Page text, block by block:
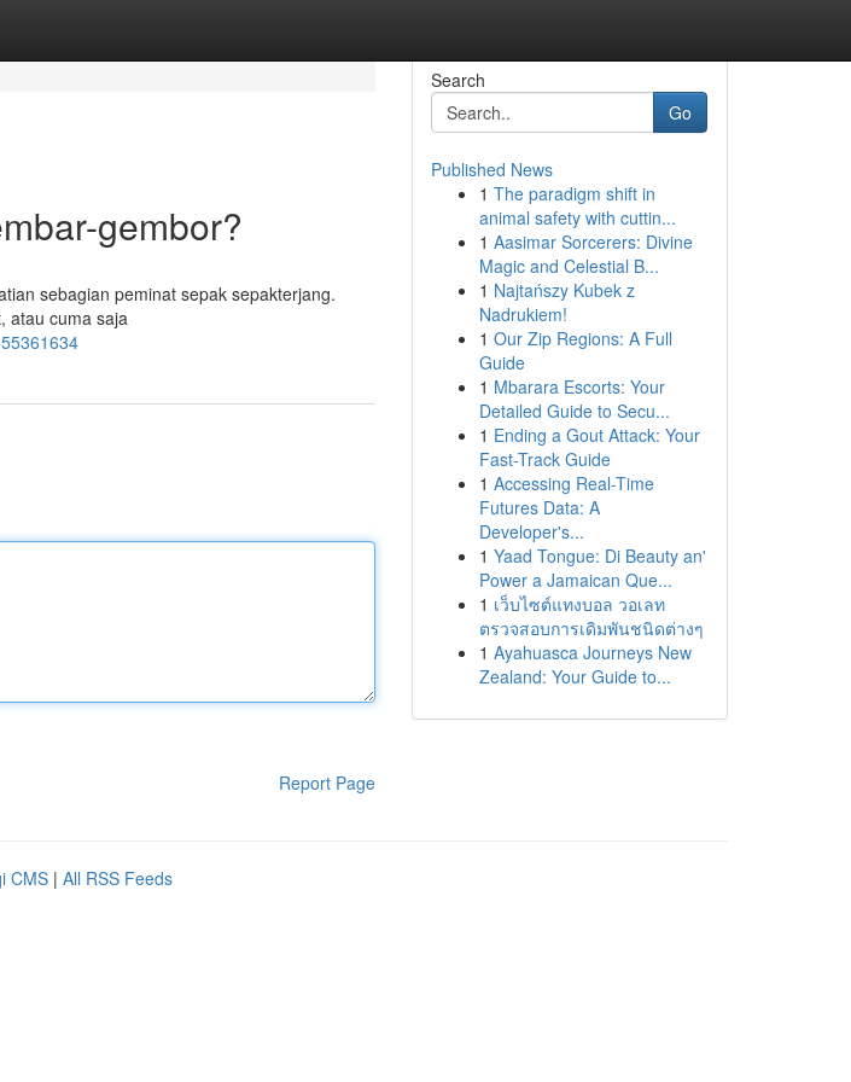
gembor?
sebagian peminat sepak sepakterjang.
atau cuma saja
Report Page
Search
Go
Published News
1 The paradigm shift in
animal safety with cuttin...
1 Aasimar Sorcerers: Divine
Magic and Celestial B...
1 Najtańszy Kubek z
Nadrukiem!
1 Our Zip Regions: A Full
Guide
1 Mbarara Escorts: Your
Detailed Guide to Secu...
1 Ending a Gout Attack: Your
Fast-Track Guide
1 Accessing Real-Time
Futures Data: A
Developer's...
1 Yaad Tongue: Di Beauty an'
Power a Jamaican Que...
1 เว็บไซต์แทงบอล วอเลท
ตรวจสอบการเดิมพันชนิดต่างๆ
1 Ayahuasca Journeys New
Zealand: Your Guide to...
CMS | All RSS Feeds